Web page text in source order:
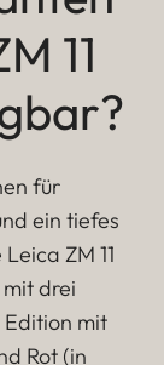
11
für
ein tiefes
ZM 11
drei
Edition mit
Rot (in